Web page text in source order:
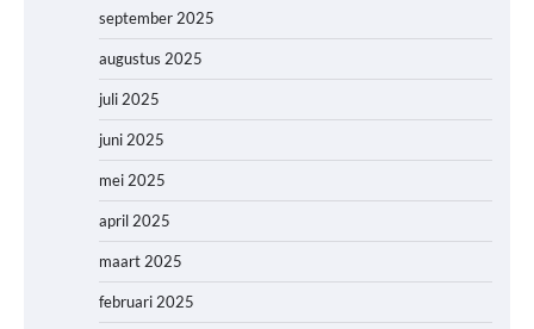
september 2025
augustus 2025
juli 2025
juni 2025
mei 2025
april 2025
maart 2025
februari 2025